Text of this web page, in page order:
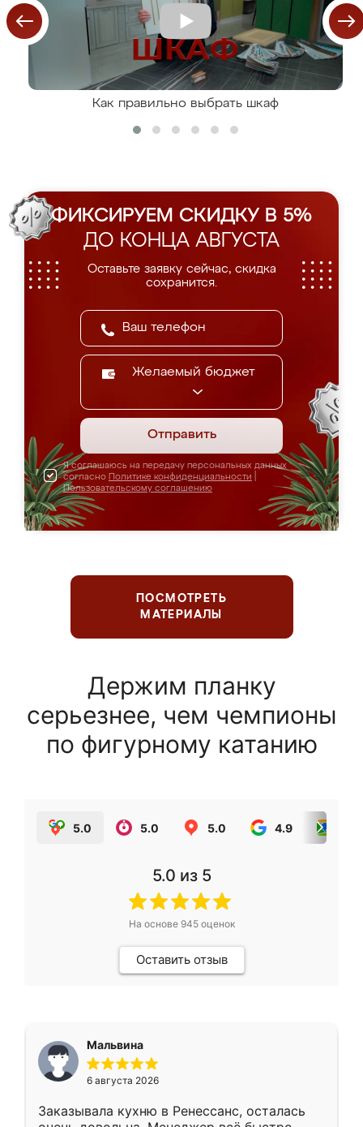
Как правильно выбрать шкаф
ФИКСИРУЕМ СКИДКУ В 5%
ДО КОНЦА АВГУСТА
Оставьте заявку сейчас, скидка
сохранится.
Желаемый бюджет
Отправить
Я соглашаюсь на передачу персональных данных
согласно Политике конфиденциальности
Пользовательскому соглашению
ПОСМОТРЕТЬ
МАТЕРИАЛЫ
Держим планку
серьезнее, чем чемпионы
по фигурному катанию
5.0 5.0 5.0 4.9
5.0 из 5
На основе 945оценок
Оставить отзыв
Мальвина
6 августа 2026
Заказывала кухню в Ренессанс, осталась